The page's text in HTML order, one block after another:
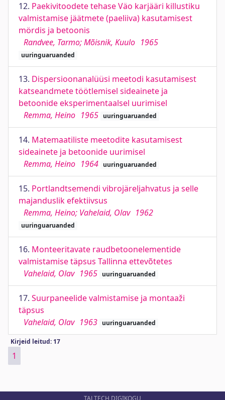
12. Paekivitoodete tehase Väo karjääri killustiku
valmistamise jäätmete (paeliiva) kasutamisest
mördis ja betoonis
Randvee, Tarmo; Mõisnik, Kuulo 1965
uuringuaruanded
13. Dispersioonanalüüsi meetodi kasutamisest
katseandmete töötlemisel sideainete ja
betoonide eksperimentaalsel uurimisel
Remma, Heino 1965 uuringuaruanded
14. Matemaatiliste meetodite kasutamisest
sideainete ja betoonide uurimisel
Remma, Heino 1964 uuringuaruanded
15. Portlandtsemendi vibrojäreljahvatus ja selle
majanduslik efektiivsus
Remma, Heino; Vahelaid, Olav 1962
uuringuaruanded
16. Monteeritavate raudbetoonelementide
valmistamise täpsus Tallinna ettevõtetes
Vahelaid, Olav 1965 uuringuaruanded
17. Suurpaneelide valmistamise ja montaaži
täpsus
Vahelaid, Olav 1963 uuringuaruanded
Kirjeid leitud: 17
1
TALTECH DIGIKOGU